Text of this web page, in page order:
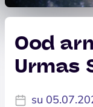
Ood
Urmas
su